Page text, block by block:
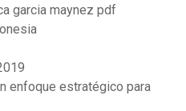
garcia maynez pdf
enfoque estratégico para